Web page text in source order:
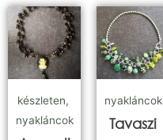
készleten,
nyakláncok
nyakláncok
Tavaszi